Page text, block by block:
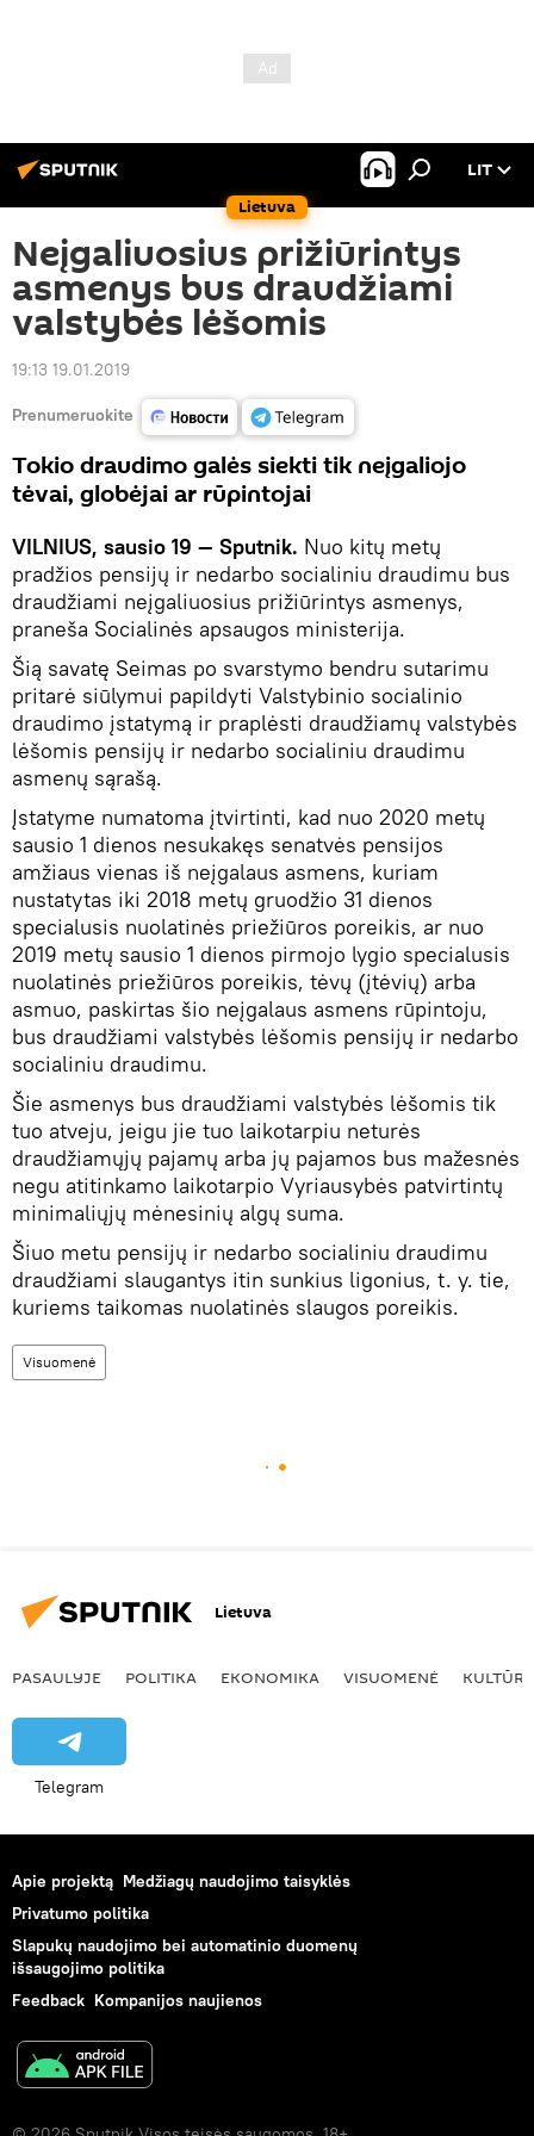
Lietuva
LIT
Neįgaliuosius prižiūrintys
asmenys bus draudžiami
valstybės lėšomis
19:13 19.01.2019
Prenumeruokite
Tokio draudimo galės siekti tik neįgaliojo
tėvai, globėjai ar rūpintojai
VILNIUS, sausio 19 — Sputnik. Nuo kitų metų
pradžios pensijų ir nedarbo socialiniu draudimu bus
draudžiami neįgaliuosius prižiūrintys asmenys,
praneša Socialinės apsaugos ministerija.
Šią savatę Seimas po svarstymo bendru sutarimu
pritarė siūlymui papildyti Valstybinio socialinio
draudimo įstatymą ir praplėsti draudžiamų valstybės
lėšomis pensijų ir nedarbo socialiniu draudimu
asmenų sąrašą.
Įstatyme numatoma įtvirtinti, kad nuo 2020 metų
sausio 1 dienos nesukakęs senatvės pensijos
amžiaus vienas iš neįgalaus asmens, kuriam
nustatytas iki 2018 metų gruodžio 31 dienos
specialusis nuolatinės priežiūros poreikis, ar nuo
2019 metų sausio 1 dienos pirmojo lygio specialusis
nuolatinės priežiūros poreikis, tėvų (įtėvių) arba
asmuo, paskirtas šio neįgalaus asmens rūpintoju,
bus draudžiami valstybės lėšomis pensijų ir nedarbo
socialiniu draudimu.
Šie asmenys bus draudžiami valstybės lėšomis tik
tuo atveju, jeigu jie tuo laikotarpiu neturės
draudžiamųjų pajamų arba jų pajamos bus mažesnės
negu atitinkamo laikotarpio Vyriausybės patvirtintų
minimaliųjų mėnesinių algų suma.
Šiuo metu pensijų ir nedarbo socialiniu draudimu
draudžiami slaugantys itin sunkius ligonius, t. y. tie,
kuriems taikomas nuolatinės slaugos poreikis.
Visuomenė
Lietuva
PASAULYJE POLITIKA EKONOMIKA VISUOMENĖ KULTŪRA
Telegram
Apie projektą Medžiagų naudojimo taisyklės
Privatumo politika
Slapukų naudojimo bei automatinio duomenų
išsaugojimo politika
Feedback Kompanijos naujienos